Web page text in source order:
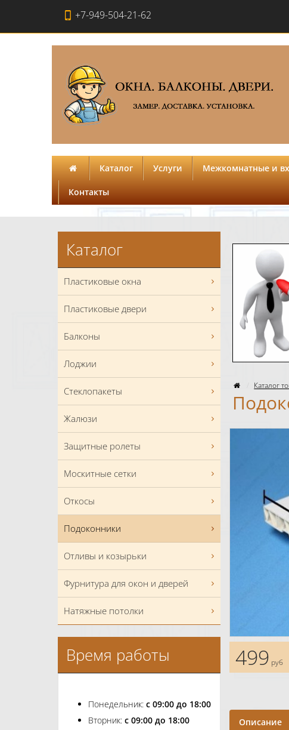
+7-949-504-21-62
Каталог Услуги Межкомнатные и
Контакты
Каталог
499 руб
Описание
Каталог
Пластиковые окна
Пластиковые двери
Балконы
Лоджии
Стеклопакеты
Жалюзи
Защитные ролеты
Москитные сетки
Откосы
Подоконники
Отливы и козырьки
Фурнитура для окон и дверей
Натяжные потолки
Время работы
Понедельник: с 09:00 до 18:00
Вторник: с 09:00 до 18:00